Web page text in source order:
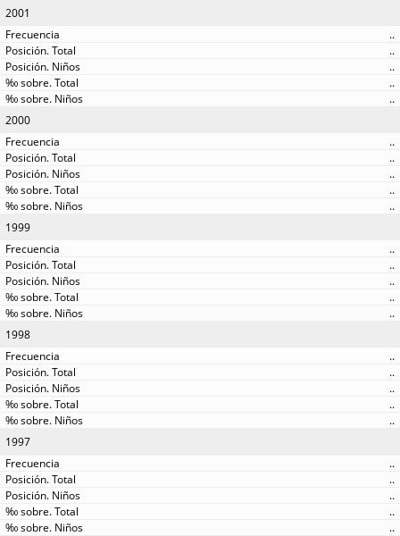
2001
..
..
..
..
..
2000
..
..
..
..
..
1999
..
..
..
..
..
1998
..
..
..
..
..
1997
..
..
..
..
..